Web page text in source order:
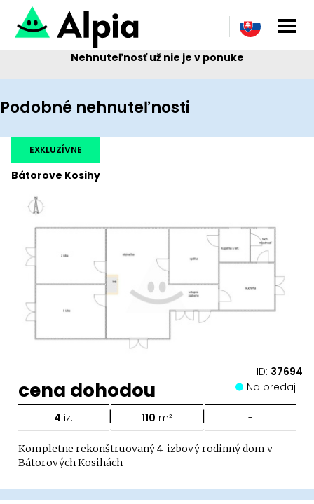
Nehnuteľnosť už nie je v ponuke
Podobné nehnuteľnosti
ID: 37694
Bátorove Kosihy
EXKLUZÍVNE
cena dohodou Na predaj
4 iz. | 110 m² | -
Kompletne rekonštruovaný 4-izbový rodinný dom v
Bátorových Kosihách